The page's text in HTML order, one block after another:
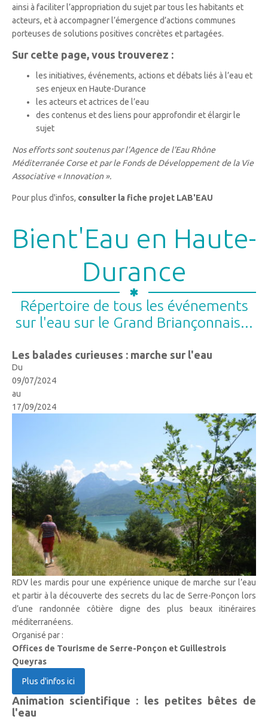
ainsi à faciliter l’appropriation du sujet par tous les habitants et
acteurs, et à accompagner l’émergence d’actions communes
porteuses de solutions positives concrètes et partagées.
Sur cette page, vous trouverez :
les initiatives, événements, actions et débats liés à l’eau et
ses enjeux en Haute-Durance
les acteurs et actrices de l’eau
des contenus et des liens pour approfondir et élargir le
sujet
Nos efforts sont soutenus par l’Agence de l’Eau Rhône
Méditerranée Corse et par le Fonds de Développement de la Vie
Associative « Innovation ».
Pour plus d'infos, consulter la fiche projet LAB'EAU
Bient'Eau en Haute-
Durance
Répertoire de tous les événements
sur l'eau sur le Grand Briançonnais...
Les balades curieuses : marche sur l'eau
Du
09/07/2024
au
17/09/2024
RDV les mardis pour une expérience unique de marche sur l’eau
et partir à la découverte des secrets du lac de Serre-Ponçon lors
d’une randonnée côtière digne des plus beaux itinéraires
méditerranéens.
Organisé par :
Offices de Tourisme de Serre-Ponçon et Guillestrois
Queyras
Plus d'infos ici
Animation scientifique : les petites bêtes de
l'eau